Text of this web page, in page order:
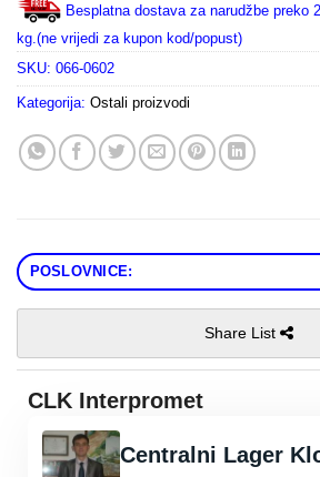
Besplatna dostava za narudžbe preko
kg.(ne vrijedi za kupon kod/popust)
SKU: 066-0602
Kategorija: Ostali proizvodi
POSLOVNICE:
Share List
CLK Interpromet
Centralni Lager